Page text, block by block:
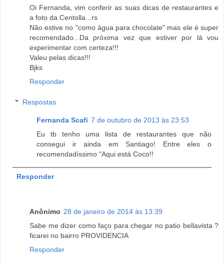
Oi Fernanda, vim conferir as suas dicas de restaurantes e
a foto da Centolla...rs
Não estive no "como água para chocolate" mas ele é super
recomendado...Da próxima vez que estiver por lá vou
experimentar com certeza!!!
Valeu pelas dicas!!!
Bjks
Responder
Respostas
Fernanda Scafi 7 de outubro de 2013 às 23:53
Eu tb tenho uma lista de restaurantes que não
consegui ir ainda em Santiago! Entre eles o
recomendadíssimo "Aqui está Coco!!
Responder
Anônimo 28 de janeiro de 2014 às 13:39
Sabe me dizer como faço para chegar no patio bellavista ?
ficarei no bairro PROVIDENCIA
Responder